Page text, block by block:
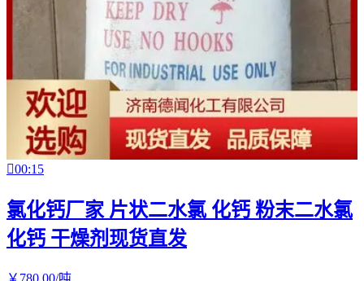
00:15
氯化钙厂家 片状二水氯 化钙 粉末二水氯
化钙 干燥剂现货直发
￥ 780.00/吨